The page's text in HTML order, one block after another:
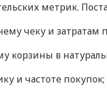
метрик.
чеку и затратам
корзины в
и частоте покупок;